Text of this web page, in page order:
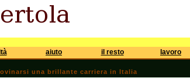
aiuto il resto lavoro
una brillante carriera in Italia